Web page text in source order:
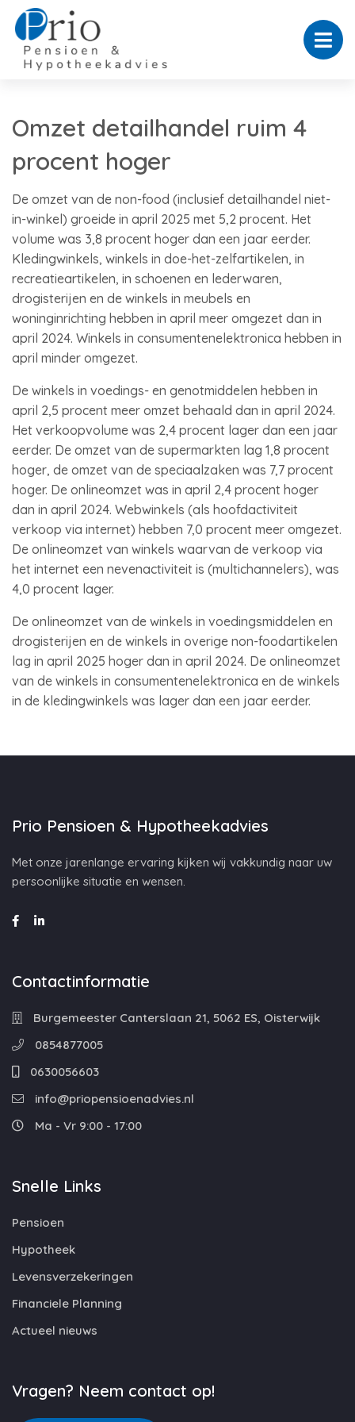
Omzet detailhandel ruim 4
procent hoger
De omzet van de non-food (inclusief detailhandel niet-
in-winkel) groeide in april 2025 met 5,2 procent. Het
volume was 3,8 procent hoger dan een jaar eerder.
Kledingwinkels, winkels in doe-het-zelfartikelen, in
recreatieartikelen, in schoenen en lederwaren,
drogisterijen en de winkels in meubels en
woninginrichting hebben in april meer omgezet dan in
april 2024. Winkels in consumentenelektronica hebben in
april minder omgezet.
De winkels in voedings- en genotmiddelen hebben in
april 2,5 procent meer omzet behaald dan in april 2024.
Het verkoopvolume was 2,4 procent lager dan een jaar
eerder. De omzet van de supermarkten lag 1,8 procent
hoger, de omzet van de speciaalzaken was 7,7 procent
hoger. De onlineomzet was in april 2,4 procent hoger
dan in april 2024. Webwinkels (als hoofdactiviteit
verkoop via internet) hebben 7,0 procent meer omgezet.
De onlineomzet van winkels waarvan de verkoop via
het internet een nevenactiviteit is (multichannelers), was
4,0 procent lager.
De onlineomzet van de winkels in voedingsmiddelen en
drogisterijen en de winkels in overige non-foodartikelen
lag in april 2025 hoger dan in april 2024. De onlineomzet
van de winkels in consumentenelektronica en de winkels
in de kledingwinkels was lager dan een jaar eerder.
Prio Pensioen & Hypotheekadvies
Met onze jarenlange ervaring kijken wij vakkundig naar uw
persoonlijke situatie en wensen.
Contactinformatie
Burgemeester Canterslaan 21, 5062 ES, Oisterwijk
0854877005
0630056603
info@priopensioenadvies.nl
Ma - Vr 9:00 - 17:00
Snelle Links
Pensioen
Hypotheek
Levensverzekeringen
Financiele Planning
Actueel nieuws
Vragen? Neem contact op!